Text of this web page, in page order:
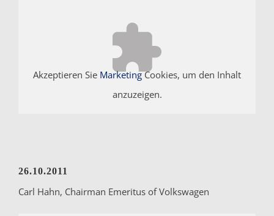
Akzeptieren Sie MarketingCookies, um den Inhalt
anzuzeigen.
26.10.2011
Carl Hahn, Chairman Emeritus of Volkswagen